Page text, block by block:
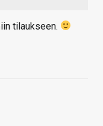
tilaukseen.